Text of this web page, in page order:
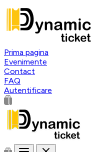
Prima pagina
Evenimente
Contact
FAQ
Autentificare